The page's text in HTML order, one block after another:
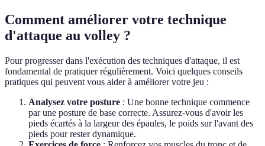
Comment améliorer votre technique
d'attaque au volley ?
Pour progresser dans l'exécution des techniques d'attaque, il est
fondamental de pratiquer régulièrement. Voici quelques conseils
pratiques qui peuvent vous aider à améliorer votre jeu :
Analysez votre posture : Une bonne technique commence
par une posture de base correcte. Assurez-vous d'avoir les
pieds écartés à la largeur des épaules, le poids sur l'avant des
pieds pour rester dynamique.